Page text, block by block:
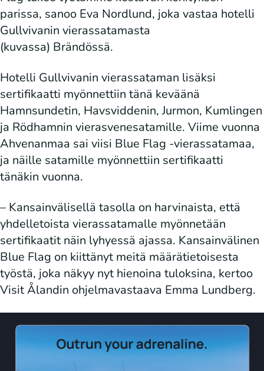
parissa, sanoo Eva Nordlund, joka vastaa hotelli
Gullvivanin vierassatamasta
(kuvassa) Brändössä.
Hotelli Gullvivanin vierassataman lisäksi
sertifikaatti myönnettiin tänä keväänä
Hamnsundetin, Havsviddenin, Jurmon, Kumlingen
ja Rödhamnin vierasvenesatamille. Viime vuonna
Ahvenanmaa sai viisi Blue Flag -vierassatamaa,
ja näille satamille myönnettiin sertifikaatti
tänäkin vuonna.
– Kansainvälisellä tasolla on harvinaista, että
yhdelletoista vierassatamalle myönnetään
sertifikaatit näin lyhyessä ajassa. Kansainvälinen
Blue Flag on kiittänyt meitä määrätietoisesta
työstä, joka näkyy nyt hienoina tuloksina, kertoo
Visit Ålandin ohjelmavastaava Emma Lundberg.